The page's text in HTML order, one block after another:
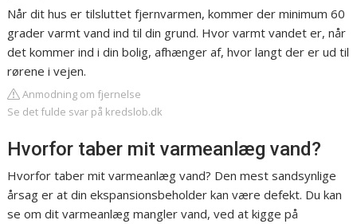
Når dit hus er tilsluttet fjernvarmen, kommer der minimum 60
grader varmt vand ind til din grund. Hvor varmt vandet er, når
det kommer ind i din bolig, afhænger af, hvor langt der er ud til
rørene i vejen.
Anmodning om fjernelse
Se det fulde svar på kredslob.dk
Hvorfor taber mit varmeanlæg vand?
Hvorfor taber mit varmeanlæg vand? Den mest sandsynlige
årsag er at din ekspansionsbeholder kan være defekt. Du kan
se om dit varmeanlæg mangler vand, ved at kigge på